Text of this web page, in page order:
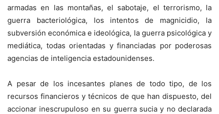
armadas en las montañas, el sabotaje, el terrorismo, la
guerra bacteriológica, los intentos de magnicidio, la
subversión económica e ideológica, la guerra psicológica y
mediática, todas orientadas y financiadas por poderosas
agencias de inteligencia estadounidenses.
A pesar de los incesantes planes de todo tipo, de los
recursos financieros y técnicos de que han dispuesto, del
accionar inescrupuloso en su guerra sucia y no declarada